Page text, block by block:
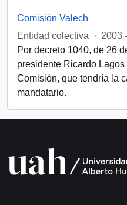
Comisión Valech
Entidad colectiva
· 2003 -
Por decreto 1040, de 26
presidente Ricardo
Comisión, que tendría la
mandatario.